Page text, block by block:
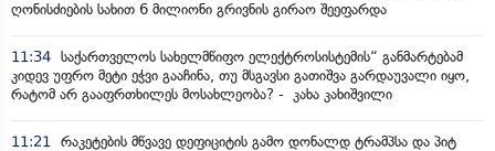
ღონისძიების სახით 6 მილიონი გრივნის გირაო შეეფარდა
11:34 საქართველოს სახელმწიფო ელექტროსისტემის“ განმარტებამ
კიდევ უფრო მეტი ეჭვი გააჩინა, თუ მსგავსი გათიშვა გარდაუვალი იყო,
რატომ არ გააფრთხილეს მოსახლეობა? - კახა კახიშვილი
11:21 რაკეტების მწვავე დეფიციტის გამო დონალდ ტრამპსა და პიტ